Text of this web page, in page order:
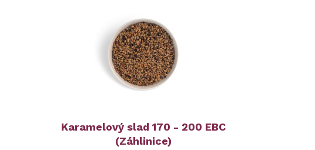
Karamelový slad 170 - 200 EBC
(Záhlinice)